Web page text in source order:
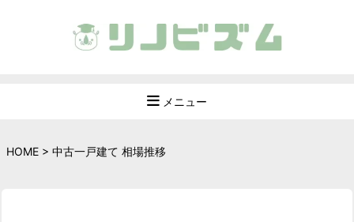
メニュー
HOME > 中古一戸建て 相場推移